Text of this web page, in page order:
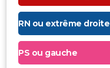
RN ou extrême droite
PS ou gauche